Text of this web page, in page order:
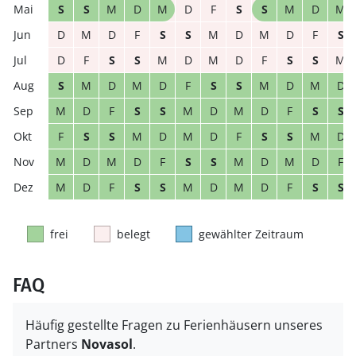
S
S M D M D F S S M D
M
D
M D F S S M D M D F
S
D
F S S M D M D F S S
M
S
M D M D F S S M D M
D
M
D F S S M D M D F S
S
F
S S M D M D F S S M
D
M
D M D F S S M D M D
F
M
D F S S M D M D F S S
frei belegt gewählter Zeitraum
FAQ
Häufig gestellte Fragen zu Ferienhäusern unseres
Partners Novasol.